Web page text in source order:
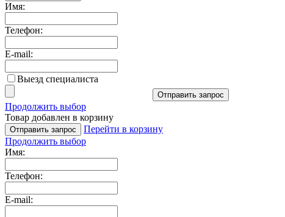
Имя:
Телефон:
E-mail:
Выезд специалиста
Отправить запрос
Продолжить выбор
Товар добавлен в корзину
Отправить запрос
Перейти в корзину
Продолжить выбор
Имя:
Телефон:
E-mail: